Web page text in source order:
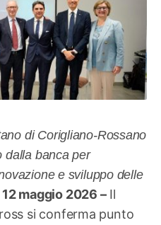
di Corigliano-Rossano
dalla banca per
e sviluppo delle
maggio 2026 –Il
si conferma punto